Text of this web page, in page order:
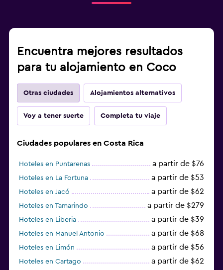
Encuentra mejores resultados
para tu alojamiento en Coco
Otras ciudades Alojamientos alternativos
Voy a tener suerte Completa tu viaje
Ciudades populares en Costa Rica
Hoteles en Puntarenas a partir de $76
Hoteles en La Fortuna a partir de $53
Hoteles en Jacó a partir de $62
Hoteles en Tamarindo a partir de $279
Hoteles en Liberia a partir de $39
Hoteles en Manuel Antonio a partir de $68
Hoteles en Limón a partir de $56
Hoteles en Cartago a partir de $62